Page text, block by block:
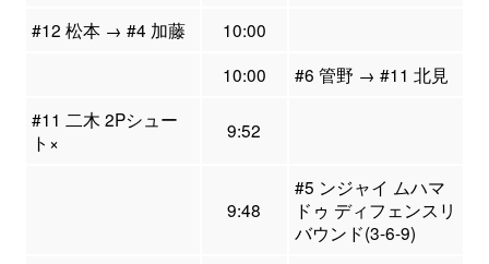
#12 松本 → #4 加藤
10:00
10:00
#6 管野 → #11 北見
#11 二木 2Pシュー
ト×
9:52
9:48
#5 ンジャイ ムハマ
ドゥ ディフェンスリ
バウンド(3-6-9)